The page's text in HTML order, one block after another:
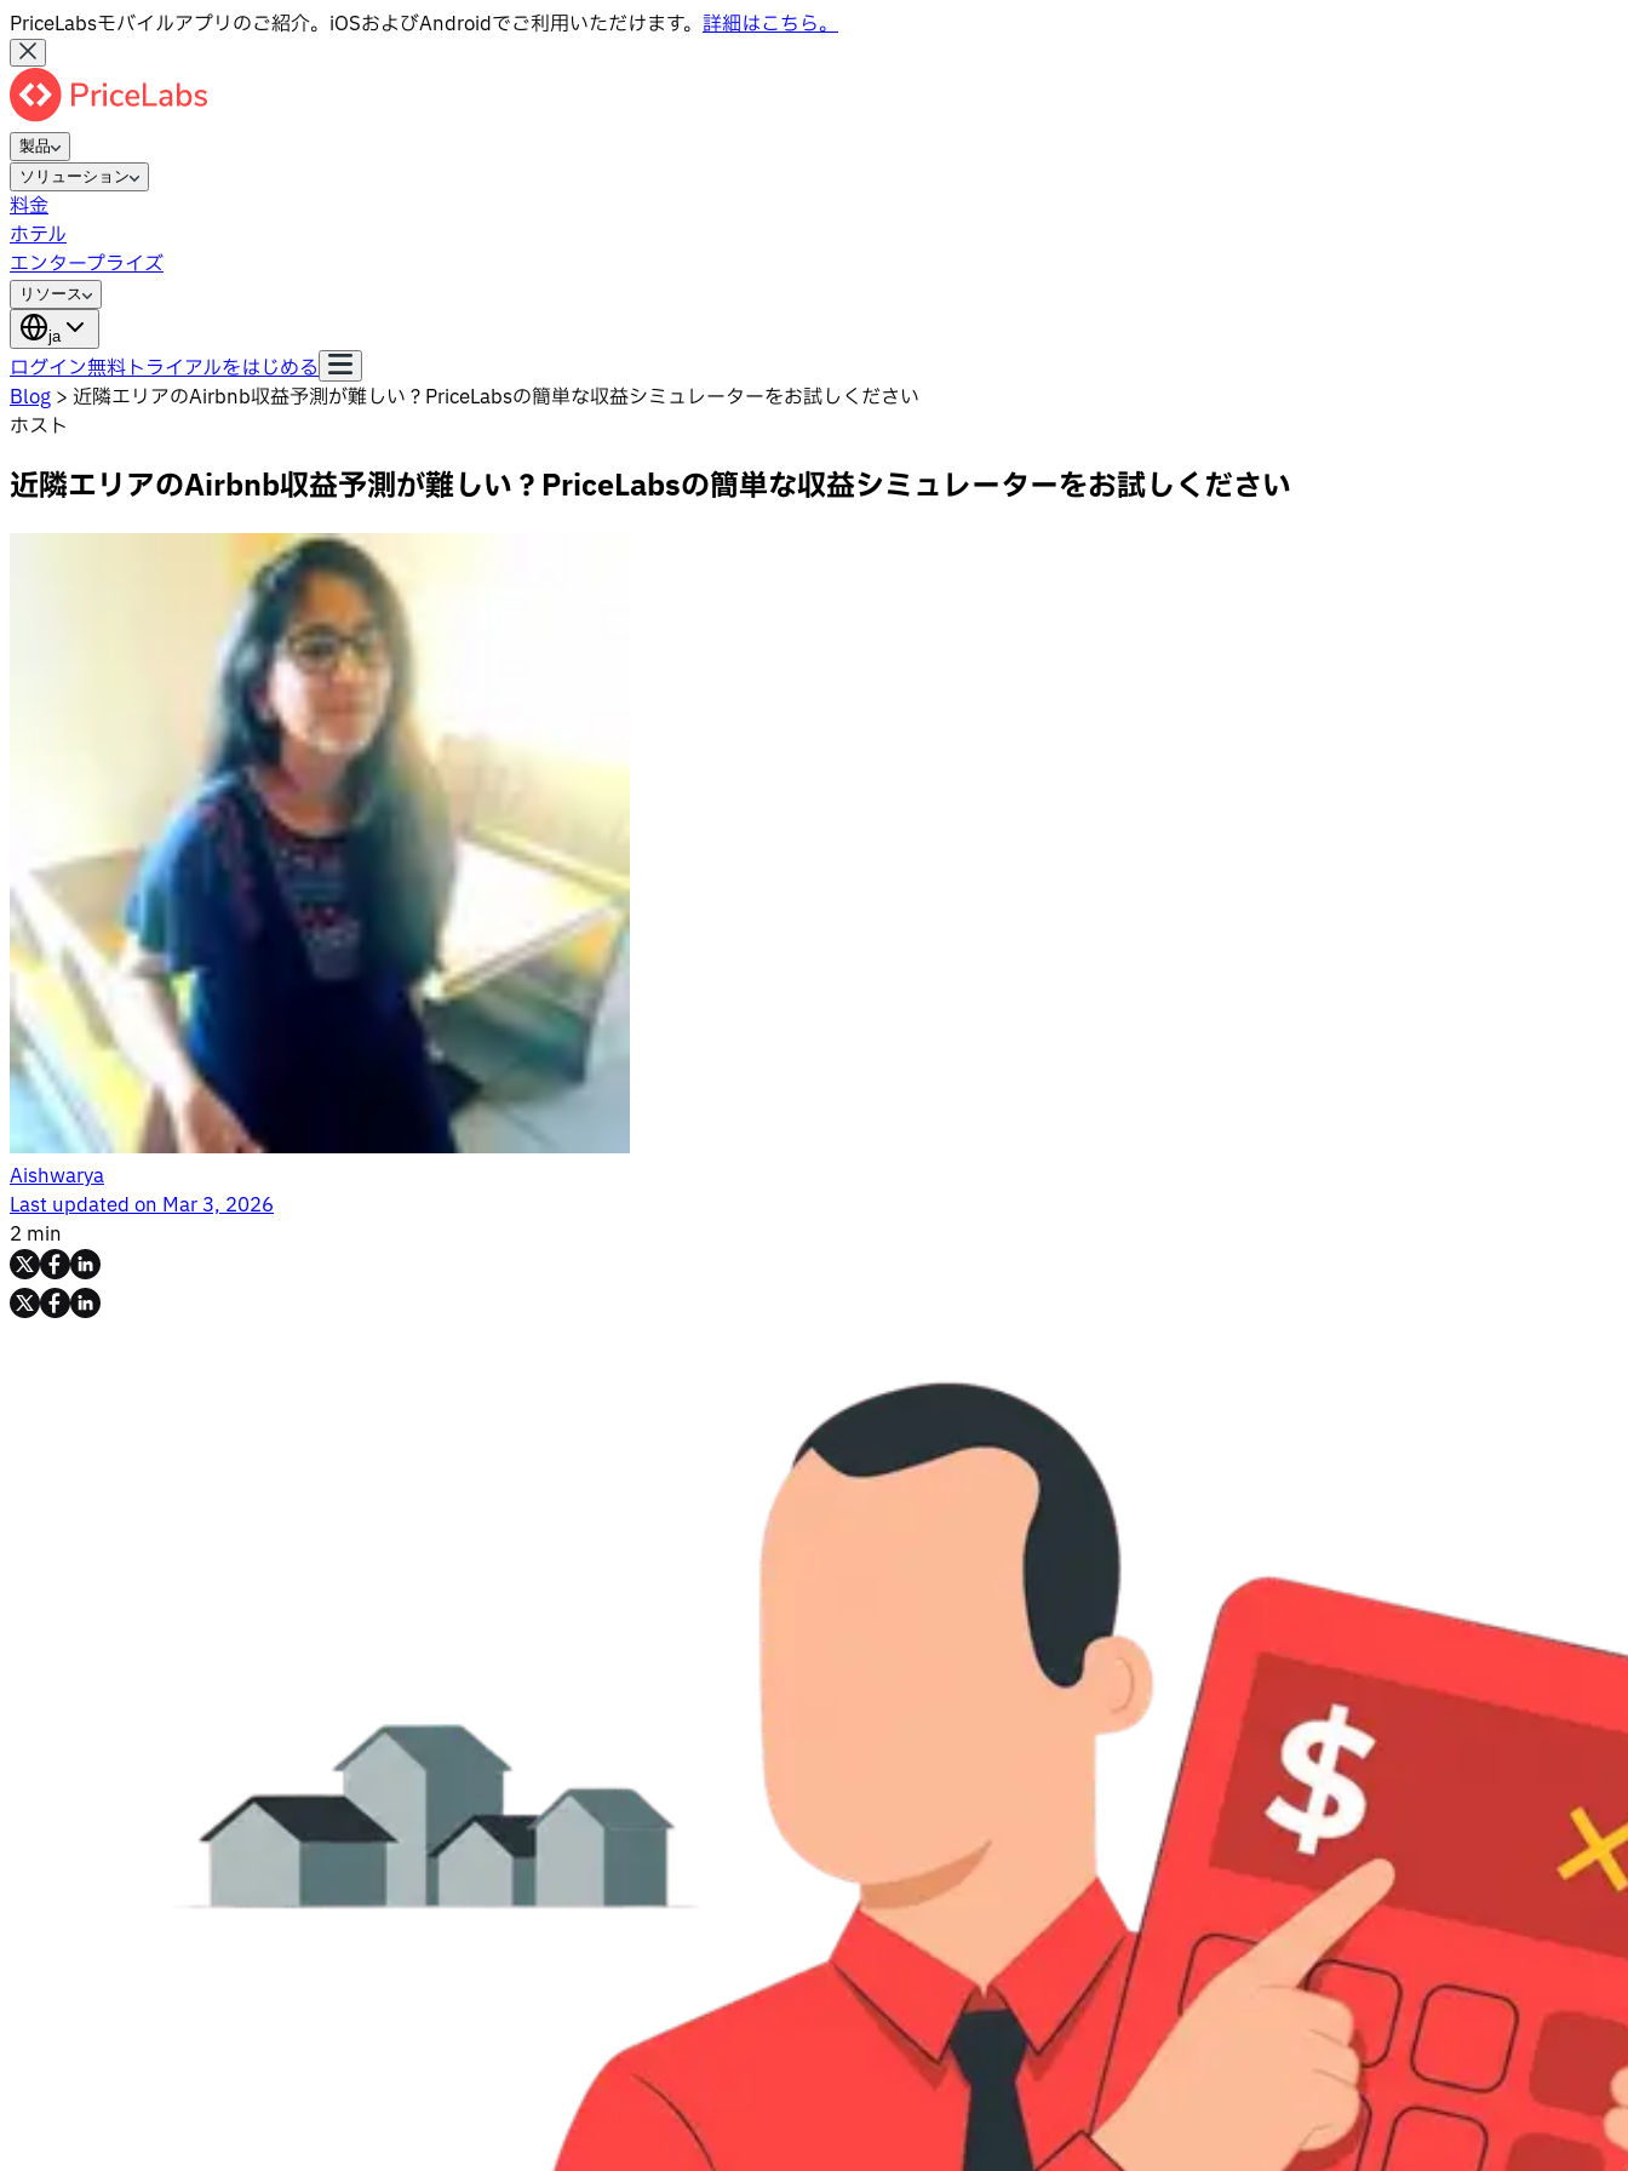
PriceLabsモバイルアプリのご紹介。iOSおよびAndroidでご利用いただけます。 詳細はこちら。
製品
ソリューション
料金
ホテル
エンタープライズ
リソース
ja
ログイン無料トライアルをはじめる
Blog > 近隣エリアのAirbnb収益予測が難しい？PriceLabsの簡単な収益シミュレーターをお試しください
ホスト
近隣エリアのAirbnb収益予測が難しい？PriceLabsの簡単な収益シミュレーターをお試しください
Aishwarya
Last updated onMar 3, 2026
2 min